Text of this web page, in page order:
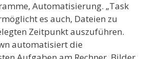
Automatisierung. „Task
es auch, Dateien zu
Zeitpunkt auszuführen.
automatisiert die